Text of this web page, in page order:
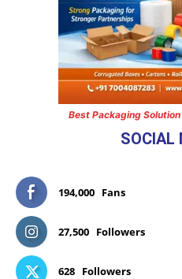
Best Packaging
SOCIAL
194,000 Fans
27,500 Followers
628 Followers